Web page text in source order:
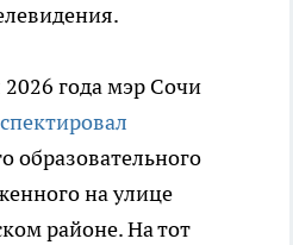
года мэр Сочи
образовательного
на улице
районе. На тот